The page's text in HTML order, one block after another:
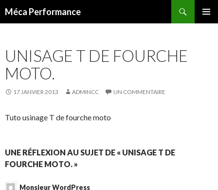
Méca Performance
UNISAGE T DE FOURCHE
MOTO.
17 JANVIER 2013 ADMINCC UN COMMENTAIRE
Tuto usinage T de fourche moto
UNE RÉFLEXION AU SUJET DE « UNISAGE T DE
FOURCHE MOTO. »
Monsieur WordPress